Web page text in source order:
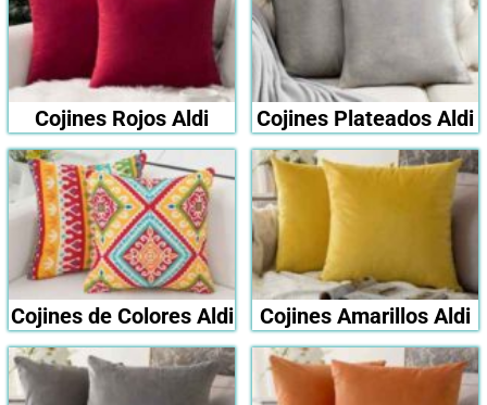
Cojines Rojos Aldi Cojines Plateados Aldi
Cojines de Colores Aldi Cojines Amarillos Aldi